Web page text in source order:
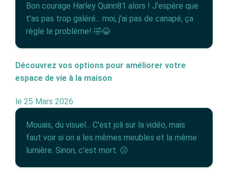
Bon courage Harley Quinn81 alors ! J'espère que
t'as pas trop galéré... moi, j'ai pas de canapé, ça
règle le problème! 🤣😂
Découvrez vos options pour améliorer votre
espace de vie à la maison
le 25 Mars 2026
Mouais, du visuel... C'est joli sur la vidéo, mais
faut voir si on a les mêmes meubles et la même
lumière. Sinon, c'est mort. 😕